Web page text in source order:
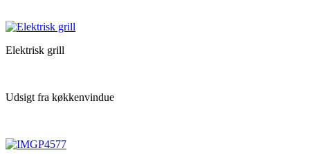
Elektrisk grill
Udsigt fra køkkenvindue